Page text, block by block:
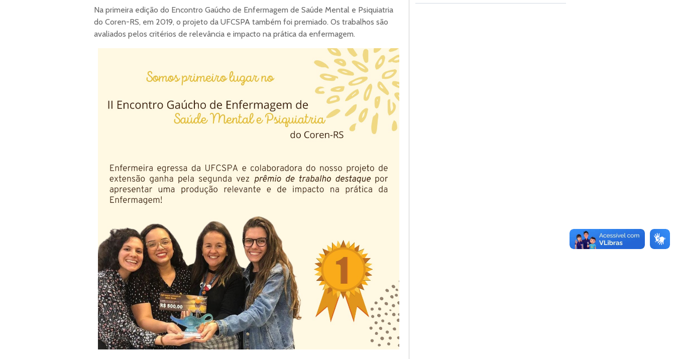
Na primeira edição do Encontro Gaúcho de Enfermagem de Saúde Mental e Psiquiatria
do Coren-RS, em 2019, o projeto da UFCSPA também foi premiado. Os trabalhos são
avaliados pelos critérios de relevância e impacto na prática da enfermagem.